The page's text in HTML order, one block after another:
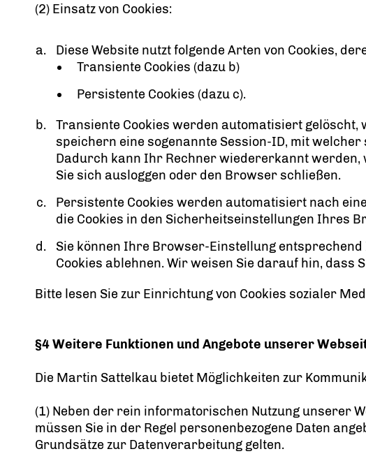
(2) Einsatz von Cookies:
Diese Website nutzt folgende Arten von Cookies,
Transiente Cookies (dazu b)
Persistente Cookies (dazu c).
Transiente Cookies werden automatisiert gelöscht,
speichern eine sogenannte Session-ID, mit
Dadurch kann Ihr Rechner wiedererkannt werden,
Sie sich ausloggen oder den Browser schließen.
Persistente Cookies werden automatisiert nach
die Cookies in den Sicherheitseinstellungen Ihres
Sie können Ihre Browser-Einstellung
Cookies ablehnen. Wir weisen Sie darauf hin, dass
Bitte lesen Sie zur Einrichtung von Cookies sozialer
§4 Weitere Funktionen und Angebote unserer
Die Martin Sattelkau bietet Möglichkeiten zur
(1) Neben der rein informatorischen Nutzung unserer
müssen Sie in der Regel personenbezogene Daten
Grundsätze zur Datenverarbeitung gelten.